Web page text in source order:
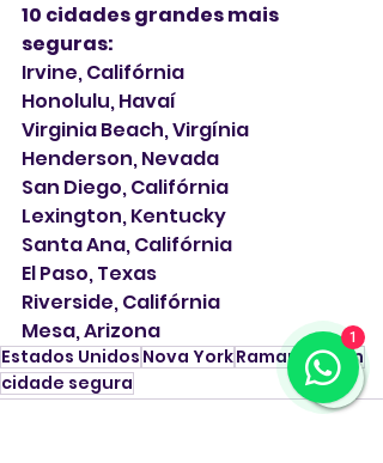
10 cidades grandes mais
seguras:
Irvine, Califórnia
Honolulu, Havaí
Virginia Beach, Virgínia
Henderson, Nevada
San Diego, Califórnia
Lexington, Kentucky
Santa Ana, Califórnia
El Paso, Texas
Riverside, Califórnia
Mesa, Arizona
Estados Unidos Nova YorkRamapo Town
cidade segura
1